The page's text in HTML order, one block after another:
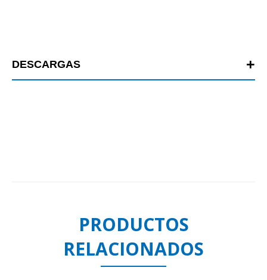
DESCARGAS
PRODUCTOS
RELACIONADOS